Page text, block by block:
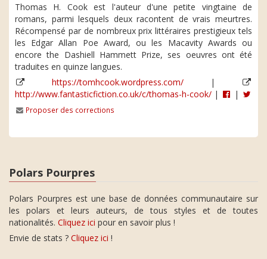
Thomas H. Cook est l'auteur d'une petite vingtaine de
romans, parmi lesquels deux racontent de vrais meurtres.
Récompensé par de nombreux prix littéraires prestigieux tels
les Edgar Allan Poe Award, ou les Macavity Awards ou
encore the Dashiell Hammett Prize, ses oeuvres ont été
traduites en quinze langues.
https://tomhcook.wordpress.com/ |
http://www.fantasticfiction.co.uk/c/thomas-h-cook/ | |
Proposer des corrections
Polars Pourpres
Polars Pourpres est une base de données communautaire sur
les polars et leurs auteurs, de tous styles et de toutes
nationalités. Cliquez ici pour en savoir plus !
Envie de stats ? Cliquez ici !